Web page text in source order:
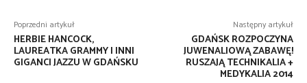
Poprzedni artykuł
HERBIE HANCOCK,
LAUREATKA GRAMMY I INNI
GIGANCI JAZZU W GDAŃSKU
Następny artykuł
GDAŃSK ROZPOCZYNA
JUWENALIOWĄ ZABAWĘ!
RUSZAJĄ TECHNIKALIA +
MEDYKALIA 2014